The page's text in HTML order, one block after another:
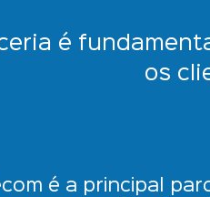
é
os
é a principal